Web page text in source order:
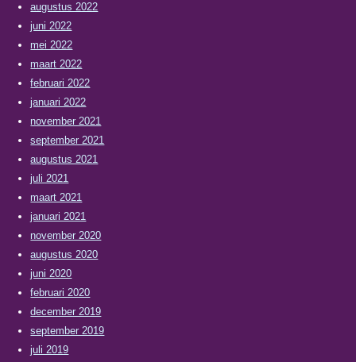
augustus 2022
juni 2022
mei 2022
maart 2022
februari 2022
januari 2022
november 2021
september 2021
augustus 2021
juli 2021
maart 2021
januari 2021
november 2020
augustus 2020
juni 2020
februari 2020
december 2019
september 2019
juli 2019